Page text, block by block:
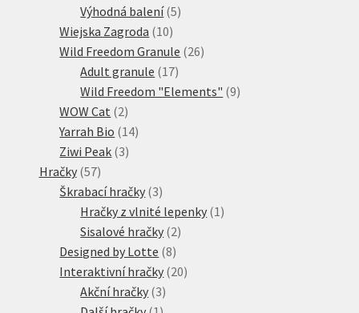
produkty
Výhodná balení 55
Wiejska Zagroda 1010
produktů
Wild Freedom Granule 2626
Adult granule 1717
produktů
Wild Freedom "Elements" 99
WOW Cat 22
produkty
Yarrah Bio 1414
Ziwi Peak 33
Hračky 5757
produktů
Škrabací hračky 33
produkty
Hračky z vlnité lepenky 1 1
Sisalové hračky 22
Designed by Lotte 88
produktů
Interaktivní hračky 2020
Akční hračky 33